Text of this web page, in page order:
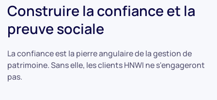
Construire la confiance et la
preuve sociale
La confiance est la pierre angulaire de la gestion de
patrimoine. Sans elle, les clients HNWI ne s'engageront
pas.